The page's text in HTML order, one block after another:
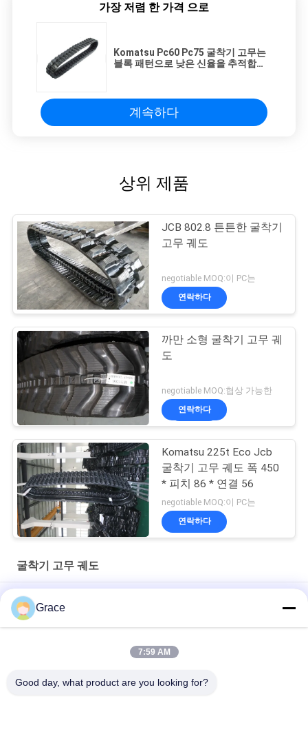
가장 저렴 한 가격 으로
Komatsu Pc60 Pc75 굴착기 고무는
블록 패턴으로 낮은 신율을 추적합니
계속하다
상위 제품
JCB 802.8 튼튼한 굴착기
고무 궤도
negotiable MOQ:이 PC는
연락하다
까만 소형 굴착기 고무 궤
도
negotiable MOQ:협상 가능한
연락하다
Komatsu 225t Eco Jcb
굴착기 고무 궤도 폭 450
* 피치 86 * 연결 56
negotiable MOQ:이 PC는
연락하다
굴착기 고무 궤도
미니 로더용 고무 트랙 고무 크롤러180x72x36
건설 기계용 고무 트랙 230x72x45
저잡음 굴착기 고무는 Kubota Rx202 U20를 위한 크기 250 x 96 x
Grace
7:59 AM
Good day, what product are you looking for?